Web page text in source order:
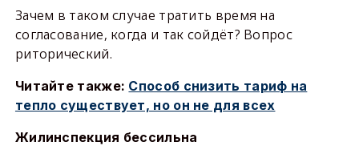
Зачем в таком случае тратить время на
согласование, когда и так сойдёт? Вопрос
риторический.
Читайте также: Способ снизить тариф на
тепло существует, но он не для всех
Жилинспекция бессильна